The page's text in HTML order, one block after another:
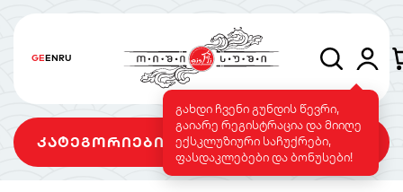
GEENRU
გახდი ჩვენი გუნდის წევრი,
გაიარე რეგისტრაცია და მიიღე
ექსკლუზიური საჩუქრები,
ფასდაკლებები და ბონუსები!
კატეგორიები